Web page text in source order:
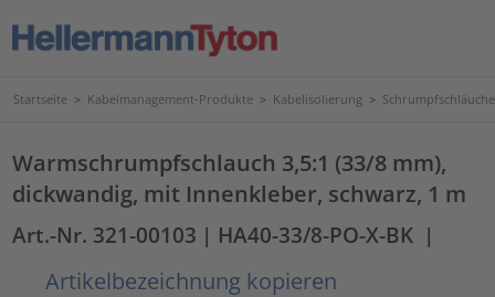
Startseite > Kabelmanagement-Produkte > Kabelisolierung > Schrumpfschläuche
Warmschrumpfschlauch 3,5:1 (33/8 mm),
dickwandig, mit Innenkleber, schwarz, 1 m
Art.-Nr. 321-00103 | HA40-33/8-PO-X-BK |
Artikelbezeichnung kopieren